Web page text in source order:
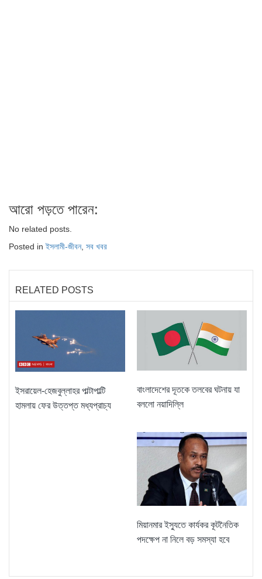
আরো পড়তে পারেন:
No related posts.
Posted inইসলামী-জীবন, সব খবর
RELATED POSTS
ইসরায়েল-হেজবুল্লাহর পাল্টাপাল্টি
হামলায় ফের উত্তপ্ত মধ্যপ্রাচ্য
বাংলাদেশের দূতকে তলবের ঘটনায় যা
বললো নয়াদিল্লি
মিয়ানমার ইস্যুতে কার্যকর কূটনৈতিক
পদক্ষেপ না নিলে বড় সমস্যা হবে